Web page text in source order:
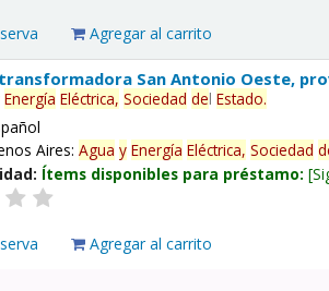
Agregar al carrito
San Antonio Oeste,
Energía Eléctrica, Sociedad delEstado.
Aires:Agua y Energía Eléctrica, Sociedad
Ítems disponibles para préstamo:
Agregar al carrito